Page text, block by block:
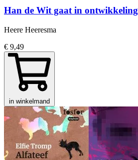
Han de Wit gaat in
Heere Heeresma
€ 9,49
in winkelmand